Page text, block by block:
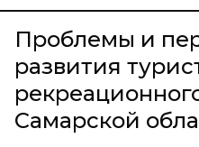
Проблемы и
развития
Самарской